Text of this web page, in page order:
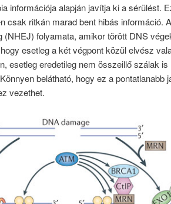
információja alapján javítja ki a sérülést.
csak ritkán marad bent hibás információ.
(NHEJ) folyamata, amikor törött DNS
esetleg a két végpont közül elvész
esetleg eredetileg nem összeillő szálak is
belátható, hogy ez a pontatlanabb
vezethet.